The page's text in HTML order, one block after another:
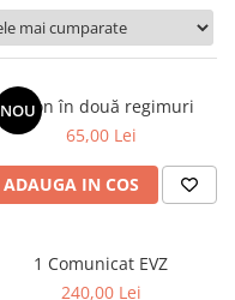
NOU
Spion în două regimuri
65,00 Lei
ADAUGA IN COS
1 Comunicat EVZ
240,00 Lei